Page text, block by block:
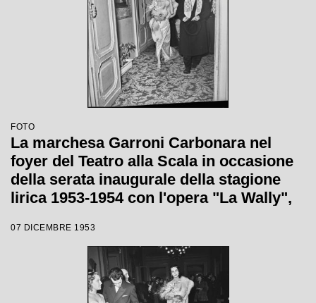
FOTO
La marchesa Garroni Carbonara nel
foyer del Teatro alla Scala in occasione
della serata inaugurale della stagione
lirica 1953-1954 con l'opera "La Wally",
Maria Giulini, con la regia di Tatiana
07 DICEMBRE 1953